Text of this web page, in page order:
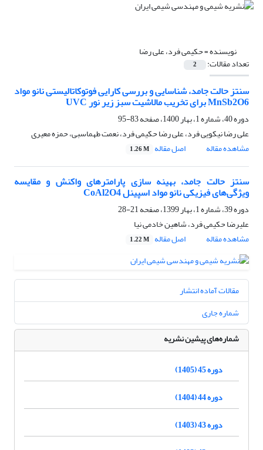
نویسنده =حکیمی فرد، علی رضا
تعداد مقالات: 2
سنتز حالت جامد، شناسایی و بررسی کارایی فوتوکاتالیستی نانو مواد
MnSb2O6 برای تخریب مالاشیت سبز زیر نور UVC
دوره 40، شماره 1، بهار 1400، صفحه
83-95
علی رضا نیکویی فرد، علی رضا حکیمی فرد، نعمت طهماسبی، حمزه معیری
مشاهده مقاله
اصل مقاله 1.26 M
سنتز حالت جامد، بهینه سازی پارامترهای واکنش و مقایسه
ویژگی‌های فیزیکی نانو مواد اسپینل CoAl2O4
دوره 39، شماره 1، بهار 1399، صفحه
21-28
علیرضا حکیمی فرد، شاهین خادمی نیا
مشاهده مقاله
اصل مقاله 1.22 M
مقالات آماده انتشار
شماره جاری
شماره‌های پیشین نشریه
دوره 45 (1405)
دوره 44 (1404)
دوره 43 (1403)